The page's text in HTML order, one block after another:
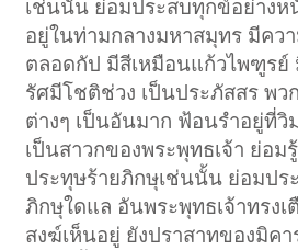
เช่นนั้น ย่อมประสบทุกข์อย่างห
อยู่ในท่ามกลางมหาสมุทร มีคว
ตลอดกัป มีสีเหมือนแก้วไพฑูรย์
รัศมีโชติช่วง เป็นประภัสสร พว
ต่างๆ เป็นอันมาก ฟ้อนรำอยู่ที่วิ
เป็นสาวกของพระพุทธเจ้า ย่อ
ประทุษร้ายภิกษุเช่นนั้น ย่อมปร
ภิกษุใดแล อันพระพุทธเจ้าทรง
สงฆ์เห็นอยู่ ยังปราสาทของมิคา